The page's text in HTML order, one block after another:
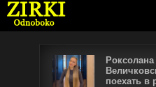
Роксолана
поехать в